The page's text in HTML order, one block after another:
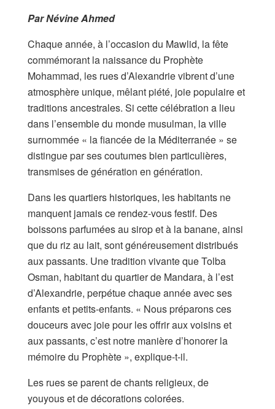
Par Névine Ahmed
Chaque année, à l’occasion du Mawlid, la fête
commémorant la naissance du Prophète
Mohammad, les rues d’Alexandrie vibrent d’une
atmosphère unique, mêlant piété, joie populaire et
traditions ancestrales. Si cette célébration a lieu
dans l’ensemble du monde musulman, la ville
surnommée « la fiancée de la Méditerranée » se
distingue par ses coutumes bien particulières,
transmises de génération en génération.
Dans les quartiers historiques, les habitants ne
manquent jamais ce rendez-vous festif. Des
boissons parfumées au sirop et à la banane, ainsi
que du riz au lait, sont généreusement distribués
aux passants. Une tradition vivante que Tolba
Osman, habitant du quartier de Mandara, à l’est
d’Alexandrie, perpétue chaque année avec ses
enfants et petits-enfants. « Nous préparons ces
douceurs avec joie pour les offrir aux voisins et
aux passants, c’est notre manière d’honorer la
mémoire du Prophète », explique-t-il.
Les rues se parent de chants religieux, de
youyous et de décorations colorées.